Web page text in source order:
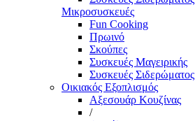
Μικροσυσκευές
Fun Cooking
Πρωινό
Σκούπες
Συσκευές Μαγειρικής
Συσκευές Σιδερώματος
Οικιακός Εξοπλισμός
Αξεσουάρ Κουζίνας
/